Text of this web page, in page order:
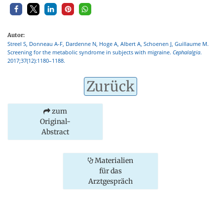
Autor:
Streel S, Donneau A-F, Dardenne N, Hoge A, Albert A, Schoenen J, Guillaume M.
Screening for the metabolic syndrome in subjects with migraine. Cephalalgia.
2017;37(12):1180–1188.
Zurück
zum
Original-
Abstract
Materialien
für das
Arztgespräch